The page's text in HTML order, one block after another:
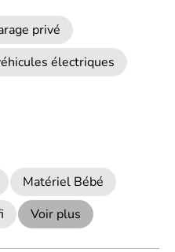
privé
électriques
Matériel Bébé
Voir plus